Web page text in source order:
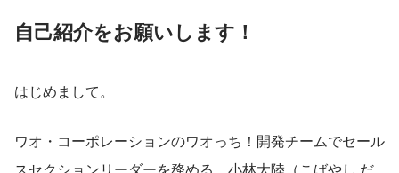
自己紹介をお願いします！
はじめまして。
ワオ・コーポレーションのワオっち！開発チームでセール
スセクションリーダーを務める、小林大陸（こばやし だ